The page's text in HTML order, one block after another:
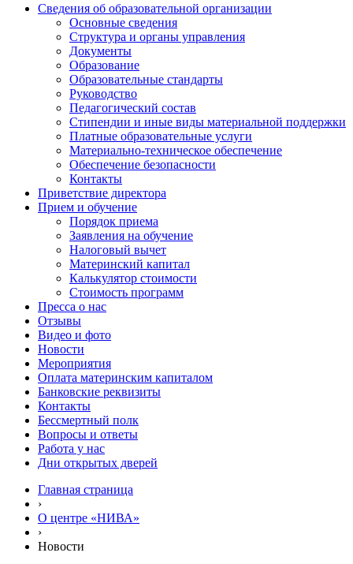
Сведения об образовательной организации
Основные сведения
Структура и органы управления
Документы
Образование
Образовательные стандарты
Руководство
Педагогический состав
Стипендии и иные виды материальной поддержки
Платные образовательные услуги
Материально-техническое обеспечение
Обеспечение безопасности
Контакты
Приветствие директора
Прием и обучение
Порядок приема
Заявления на обучение
Налоговый вычет
Материнский капитал
Калькулятор стоимости
Стоимость программ
Пресса о нас
Отзывы
Видео и фото
Новости
Мероприятия
Оплата материнским капиталом
Банковские реквизиты
Контакты
Бессмертный полк
Вопросы и ответы
Работа у нас
Дни открытых дверей
Главная страница
›
О центре «НИВА»
›
Новости